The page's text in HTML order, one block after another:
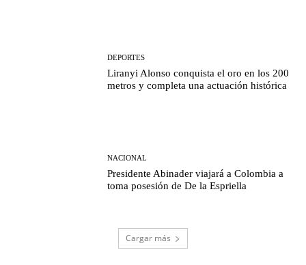
DEPORTES
Liranyi Alonso conquista el oro en los 200
metros y completa una actuación histórica
NACIONAL
Presidente Abinader viajará a Colombia a
toma posesión de De la Espriella
Cargar más